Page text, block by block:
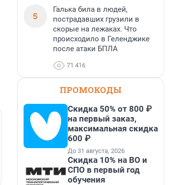
5
Галька била в людей,
пострадавших грузили в
скорые на лежаках. Что
происходило в Геленджике
после атаки БПЛА
71 416
ПРОМОКОДЫ
Скидка 50% от 800 ₽
на первый заказ,
максимальная скидка
600 ₽
До 31 августа, 2026
Скидка 10% на ВО и
СПО в первый год
обучения